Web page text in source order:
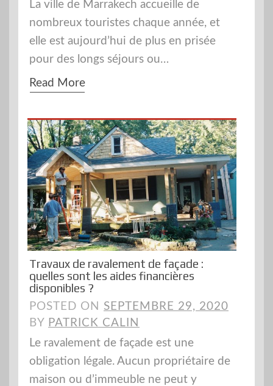
La ville de Marrakech accueille de
nombreux touristes chaque année, et
elle est aujourd’hui de plus en prisée
pour des longs séjours ou…
Read More
Travaux de ravalement de façade :
quelles sont les aides financières
disponibles ?
POSTED ON SEPTEMBRE 29, 2020
BY PATRICK CALIN
Le ravalement de façade est une
obligation légale. Aucun propriétaire de
maison ou d’immeuble ne peut y